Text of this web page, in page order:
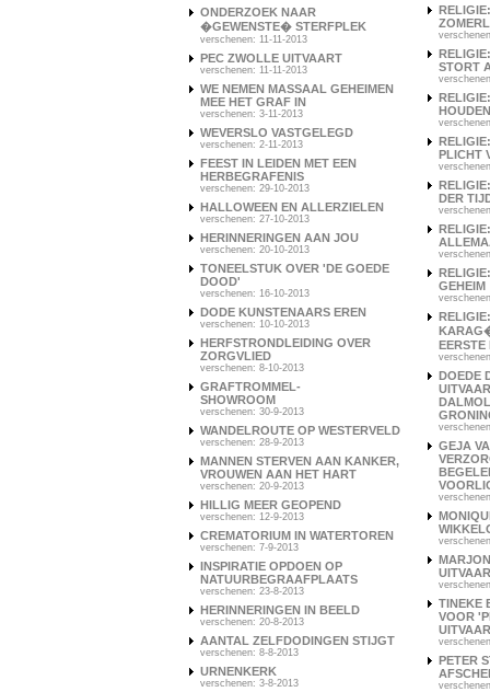
ONDERZOEK NAAR
�GEWENSTE� STERFPLEK
verschenen: 11-11-2013
PEC ZWOLLE UITVAART
verschenen: 11-11-2013
WE NEMEN MASSAAL GEHEIMEN
MEE HET GRAF IN
verschenen: 3-11-2013
WEVERSLO VASTGELEGD
verschenen: 2-11-2013
FEEST IN LEIDEN MET EEN
HERBEGRAFENIS
verschenen: 29-10-2013
HALLOWEEN EN ALLERZIELEN
verschenen: 27-10-2013
HERINNERINGEN AAN JOU
verschenen: 20-10-2013
TONEELSTUK OVER 'DE GOEDE
DOOD'
verschenen: 16-10-2013
DODE KUNSTENAARS EREN
verschenen: 10-10-2013
HERFSTRONDLEIDING OVER
ZORGVLIED
verschenen: 8-10-2013
GRAFTROMMEL-
SHOWROOM
verschenen: 30-9-2013
WANDELROUTE OP WESTERVELD
verschenen: 28-9-2013
MANNEN STERVEN AAN KANKER,
VROUWEN AAN HET HART
verschenen: 20-9-2013
HILLIG MEER GEOPEND
verschenen: 12-9-2013
CREMATORIUM IN WATERTOREN
verschenen: 7-9-2013
INSPIRATIE OPDOEN OP
NATUURBEGRAAFPLAATS
verschenen: 23-8-2013
HERINNERINGEN IN BEELD
verschenen: 20-8-2013
AANTAL ZELFDODINGEN STIJGT
verschenen: 8-8-2013
URNENKERK
verschenen: 3-8-2013
STORT
HOUDEN
PLICHT
DER
GEHEIM
DOEDE
GEJA
TINEKE
VOOR
PETER